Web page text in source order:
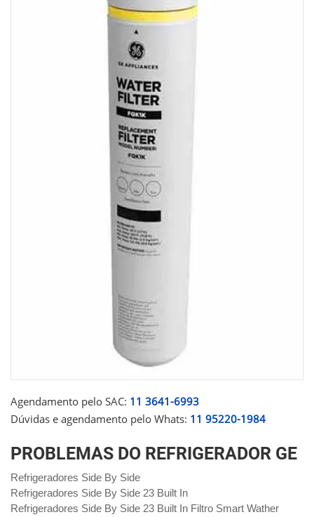
Agendamento pelo SAC: 11 3641-6993
Dúvidas e agendamento pelo Whats: 11 95220-1984
PROBLEMAS DO REFRIGERADOR GE
Refrigeradores Side By Side
Refrigeradores Side By Side 23 Built In
Refrigeradores Side By Side 23 Built In Filtro Smart Wather